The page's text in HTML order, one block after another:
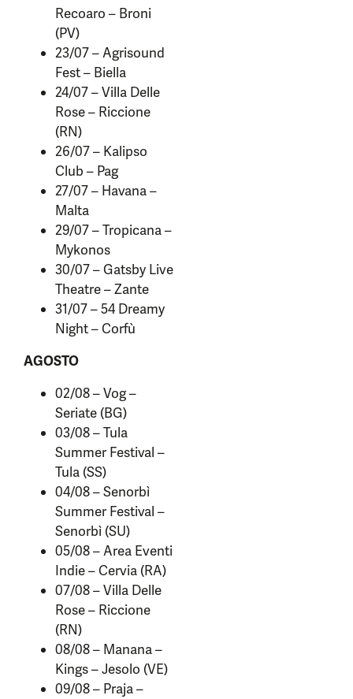
Recoaro – Broni
(PV)
23/07 – Agrisound
Fest – Biella
24/07 – Villa Delle
Rose – Riccione
(RN)
26/07 – Kalipso
Club – Pag
27/07 – Havana –
Malta
29/07 – Tropicana –
Mykonos
30/07 – Gatsby Live
Theatre – Zante
31/07 – 54 Dreamy
Night – Corfù
AGOSTO
02/08 – Vog –
Seriate (BG)
03/08 – Tula
Summer Festival –
Tula (SS)
04/08 – Senorbì
Summer Festival –
Senorbì (SU)
05/08 – Area Eventi
Indie – Cervia (RA)
07/08 – Villa Delle
Rose – Riccione
(RN)
08/08 – Manana –
Kings – Jesolo (VE)
09/08 – Praja –